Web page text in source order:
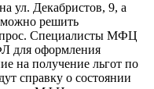
ул. Декабристов, 9, а
можно решить
Специалисты МФЦ
для оформления
на получение льгот по
справку о состоянии